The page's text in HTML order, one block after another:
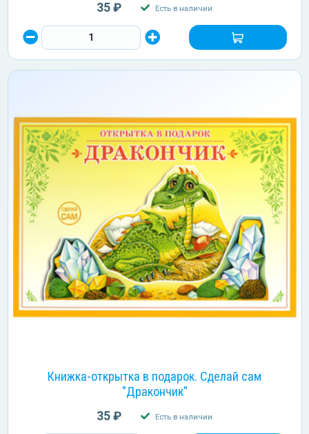
35 ₽ Есть в наличии
Книжка-открытка в подарок. Сделай сам
"Дракончик"
35 ₽ Есть в наличии